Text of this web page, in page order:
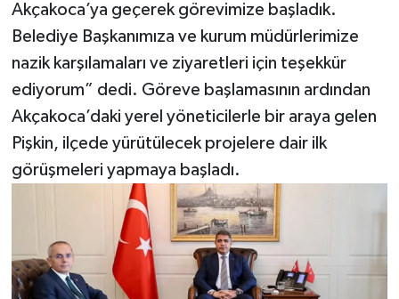
Akçakoca’ya geçerek görevimize başladık.
Belediye Başkanımıza ve kurum müdürlerimize
nazik karşılamaları ve ziyaretleri için teşekkür
ediyorum” dedi. Göreve başlamasının ardından
Akçakoca’daki yerel yöneticilerle bir araya gelen
Pişkin, ilçede yürütülecek projelere dair ilk
görüşmeleri yapmaya başladı.